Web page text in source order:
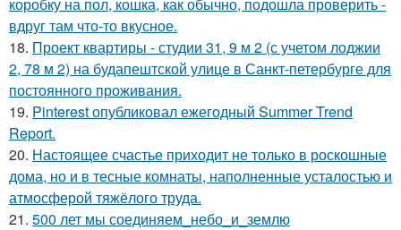
вдруг там что-то вкусное.
18. Проект квартиры - студии 31, 9 м 2 (с учетом лоджии
2, 78 м 2) на будапештской улице в Санкт-петербурге для
постоянного проживания.
19. Pinterest опубликовал ежегодный Summer Trend
Report.
20. Настоящее счастье приходит не только в роскошные
дома, но и в тесные комнаты, наполненные усталостью и
атмосферой тяжёлого труда.
21. 500 лет мы соединяем_небо_и_землю